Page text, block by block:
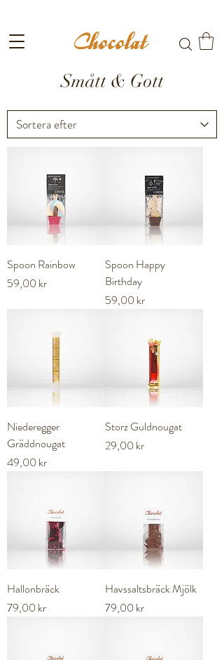
Smått & Gott
Spoon Rainbow
Pris
59,00 kr
Spoon Happy
Birthday
Pris
59,00 kr
Niederegger
Gräddnougat
Pris
49,00 kr
Storz Guldnougat
Pris
29,00 kr
Hallonbräck
Pris
79,00 kr
Havssaltsbräck Mjölk
Pris
79,00 kr